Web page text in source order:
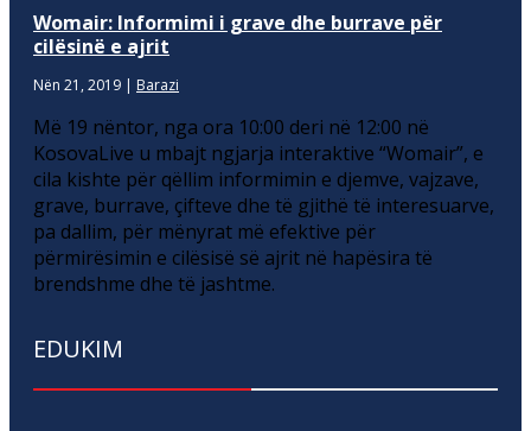
Womair: Informimi i grave dhe burrave për
cilësinë e ajrit
Nën 21, 2019 | Barazi
Më 19 nëntor, nga ora 10:00 deri në 12:00 në
KosovaLive u mbajt ngjarja interaktive “Womair”, e
cila kishte për qëllim informimin e djemve, vajzave,
grave, burrave, çifteve dhe të gjithë të interesuarve,
pa dallim, për mënyrat më efektive për
përmirësimin e cilësisë së ajrit në hapësira të
brendshme dhe të jashtme.
EDUKIM